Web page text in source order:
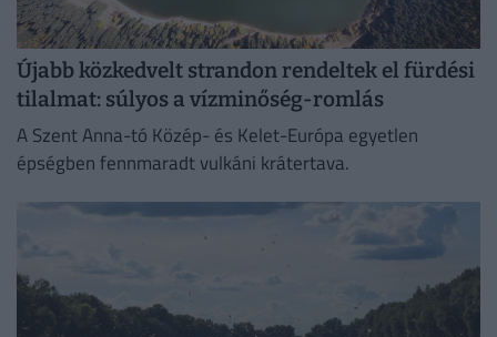
Újabb közkedvelt strandon rendeltek el fürdési
tilalmat: súlyos a vízminőség-romlás
A Szent Anna-tó Közép- és Kelet-Európa egyetlen
épségben fennmaradt vulkáni krátertava.